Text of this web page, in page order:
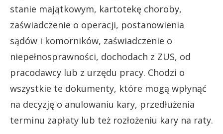
stanie majątkowym, kartotekę choroby,
zaświadczenie o operacji, postanowienia
sądów i komorników, zaświadczenie o
niepełnosprawności, dochodach z ZUS, od
pracodawcy lub z urzędu pracy. Chodzi o
wszystkie te dokumenty, które mogą wpłynąć
na decyzję o anulowaniu kary, przedłużenia
terminu zapłaty lub też rozłożeniu kary na raty.